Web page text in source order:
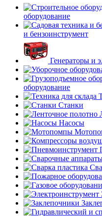
оборудование
и бензоинструмент
Генераторы и
оборудование
Станки
Насосы